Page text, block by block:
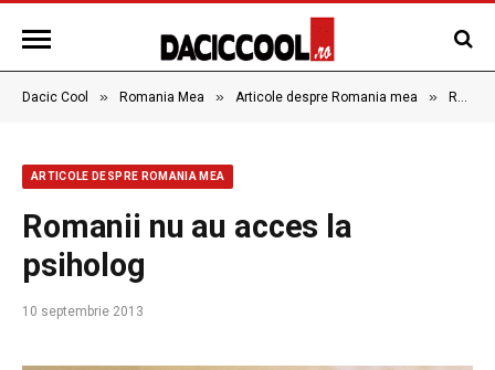
Dacic Cool » Romania Mea » Articole despre Romania mea » Romanii nu au acces la psiholog
ARTICOLE DESPRE ROMANIA MEA
Romanii nu au acces la
psiholog
10 septembrie 2013